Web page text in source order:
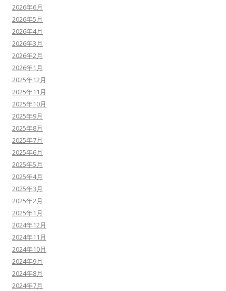
2026年6月
2026年5月
2026年4月
2026年3月
2026年2月
2026年1月
2025年12月
2025年11月
2025年10月
2025年9月
2025年8月
2025年7月
2025年6月
2025年5月
2025年4月
2025年3月
2025年2月
2025年1月
2024年12月
2024年11月
2024年10月
2024年9月
2024年8月
2024年7月